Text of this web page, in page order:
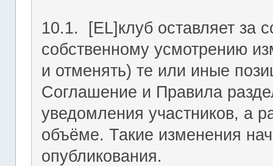
10.1. [EL]клуб оставляет за
собственному усмотрению
и отменять) те или иные
Соглашение и Правила
уведомления участников, а
объёме. Такие изменения
опубликования.